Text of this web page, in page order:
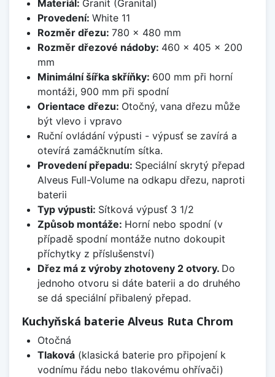
Materiál: Granit (Granital)
Provedení: White 11
Rozměr dřezu: 780 x 480 mm
Rozměr dřezové nádoby: 460 x 405 x 200
mm
Minimální šířka skříňky: 600 mm při horní
montáži, 900 mm při spodní
Orientace dřezu: Otočný, vana dřezu může
být vlevo i vpravo
Ruční ovládání výpusti - výpusť se zavírá a
otevírá zamáčknutím sítka.
Provedení přepadu: Speciální skrytý přepad
Alveus Full-Volume na odkapu dřezu, naproti
baterii
Typ výpusti: Sítková výpusť 3 1/2
Způsob montáže: Horní nebo spodní (v
případě spodní montáže nutno dokoupit
příchytky z příslušenství)
Dřez má z výroby zhotoveny 2 otvory. Do
jednoho otvoru si dáte baterii a do druhého
se dá speciální přibalený přepad.
Kuchyňská baterie Alveus Ruta Chrom
Otočná
Tlaková(klasická baterie pro připojení k
vodnímu řádu nebo tlakovému ohřívači)